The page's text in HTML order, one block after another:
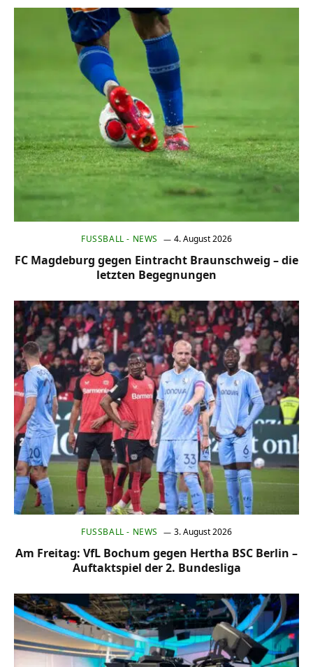
FUSSBALL - NEWS 4. August 2026
FC Magdeburg gegen Eintracht Braunschweig – die
letzten Begegnungen
FUSSBALL - NEWS 3. August 2026
Am Freitag: VfL Bochum gegen Hertha BSC Berlin –
Auftaktspiel der 2. Bundesliga